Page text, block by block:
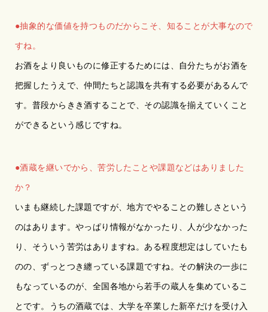
●抽象的な価値を持つものだからこそ、知ることが大事なので
すね。
お酒をより良いものに修正するためには、自分たちがお酒を
把握したうえで、仲間たちと認識を共有する必要があるんで
す。普段からきき酒することで、その認識を揃えていくこと
ができるという感じですね。
●酒蔵を継いでから、苦労したことや課題などはありました
か？
いまも継続した課題ですが、地方でやることの難しさという
のはあります。やっぱり情報がなかったり、人が少なかった
り、そういう苦労はありますね。ある程度想定はしていたも
のの、ずっとつき纏っている課題ですね。その解決の一歩に
もなっているのが、全国各地から若手の蔵人を集めているこ
とです。うちの酒蔵では、大学を卒業した新卒だけを受け入